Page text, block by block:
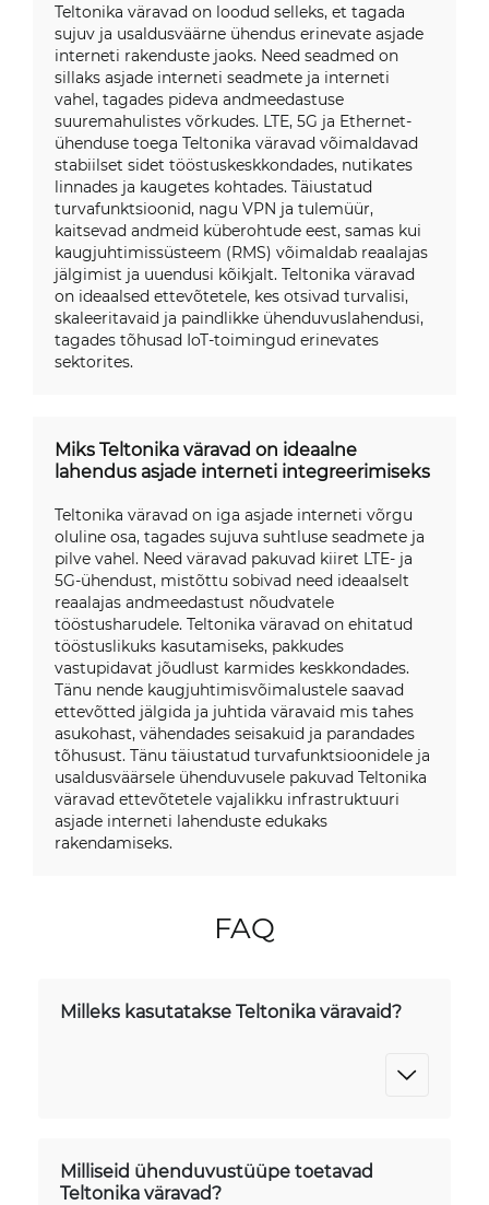
Teltonika väravad on loodud selleks, et tagada
sujuv ja usaldusväärne ühendus erinevate asjade
interneti rakenduste jaoks. Need seadmed on
sillaks asjade interneti seadmete ja interneti
vahel, tagades pideva andmeedastuse
suuremahulistes võrkudes. LTE, 5G ja Ethernet-
ühenduse toega Teltonika väravad võimaldavad
stabiilset sidet tööstuskeskkondades, nutikates
linnades ja kaugetes kohtades. Täiustatud
turvafunktsioonid, nagu VPN ja tulemüür,
kaitsevad andmeid küberohtude eest, samas kui
kaugjuhtimissüsteem (RMS) võimaldab reaalajas
jälgimist ja uuendusi kõikjalt. Teltonika väravad
on ideaalsed ettevõtetele, kes otsivad turvalisi,
skaleeritavaid ja paindlikke ühenduvuslahendusi,
tagades tõhusad IoT-toimingud erinevates
sektorites.
Miks Teltonika väravad on ideaalne
lahendus asjade interneti integreerimiseks
Teltonika väravad on iga asjade interneti võrgu
oluline osa, tagades sujuva suhtluse seadmete ja
pilve vahel. Need väravad pakuvad kiiret LTE- ja
5G-ühendust, mistõttu sobivad need ideaalselt
reaalajas andmeedastust nõudvatele
tööstusharudele. Teltonika väravad on ehitatud
tööstuslikuks kasutamiseks, pakkudes
vastupidavat jõudlust karmides keskkondades.
Tänu nende kaugjuhtimisvõimalustele saavad
ettevõtted jälgida ja juhtida väravaid mis tahes
asukohast, vähendades seisakuid ja parandades
tõhusust. Tänu täiustatud turvafunktsioonidele ja
usaldusväärsele ühenduvusele pakuvad Teltonika
väravad ettevõtetele vajalikku infrastruktuuri
asjade interneti lahenduste edukaks
rakendamiseks.
FAQ
Milleks kasutatakse Teltonika väravaid?
Milliseid ühenduvustüüpe toetavad
Teltonika väravad?